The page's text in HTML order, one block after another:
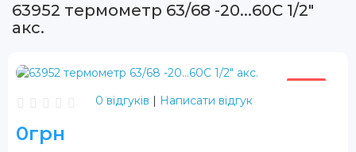
63952 термометр 63/68 -20...60С 1/2"
акс.
0 відгуків Написати відгук
0грн